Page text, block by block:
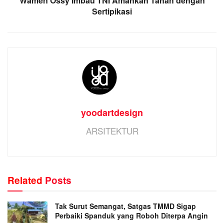
Sertipikasi
yoodartdesign
ARSITEKTUR
Related Posts
Tak Surut Semangat, Satgas TMMD Sigap
Perbaiki Spanduk yang Roboh Diterpa Angin